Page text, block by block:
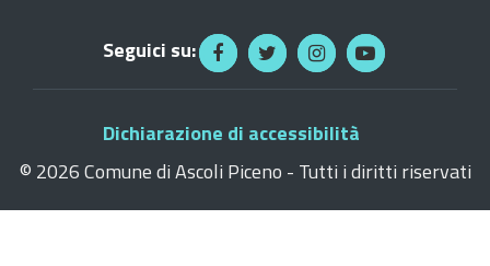
Seguici su:
Dichiarazione di accessibilità
© 2026 Comune di Ascoli Piceno - Tutti i diritti riservati